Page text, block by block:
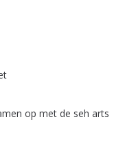
op met de seh arts